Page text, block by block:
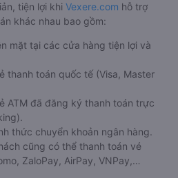
tiện lợi khi Vexere.com hỗ trợ
khác nhau bao gồm:
mặt tại các cửa hàng tiện lợi và
thanh toán quốc tế (Visa, Master
ATM đã đăng ký thanh toán trực
thức chuyển khoản ngân hàng.
cũng có thể thanh toán vé
ZaloPay, AirPay, VNPay,…